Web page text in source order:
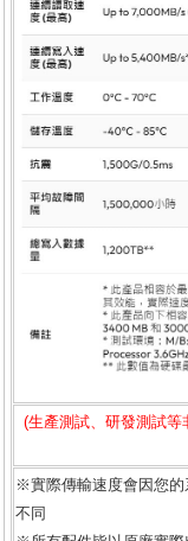
(生產測試、研發測試
※實際傳輸速度會因您
不同